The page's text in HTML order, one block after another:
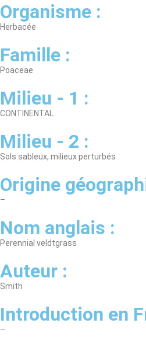
Organisme :
Herbacée
Famille :
Poaceae
Milieu - 1 :
CONTINENTAL
Milieu - 2 :
Sols sableux, milieux perturbés
Origine
–
Nom anglais :
Perennial veldtgrass
Auteur :
Smith
Introduction en
–